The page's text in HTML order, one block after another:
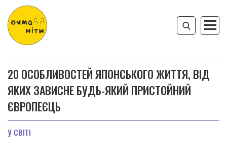
20 ОСОБЛИВОСТЕЙ ЯПОНСЬКОГО ЖИТТЯ, ВІД
ЯКИХ ЗАВИСНЕ БУДЬ-ЯКИЙ ПРИСТОЙНИЙ
ЄВРОПЕЄЦЬ
У СВІТІ